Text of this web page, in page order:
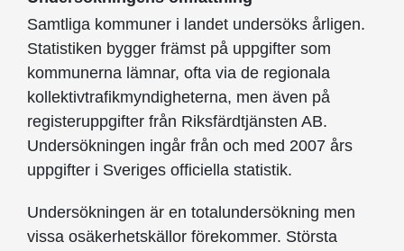
Samtliga kommuner i landet undersöks årligen.
Statistiken bygger främst på uppgifter som
kommunerna lämnar, ofta via de regionala
kollektivtrafikmyndigheterna, men även på
registeruppgifter från Riksfärdtjänsten AB.
Undersökningen ingår från och med 2007 års
uppgifter i Sveriges officiella statistik.
Undersökningen är en totalundersökning men
vissa osäkerhetskällor förekommer. Största